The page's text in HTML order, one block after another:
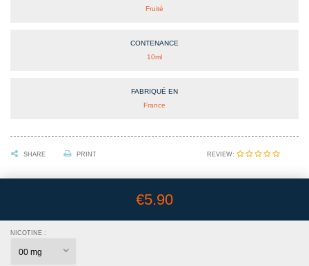
Fruité
CONTENANCE
10ml
FABRIQUÉ EN
France
SHARE PRINT REVIEW:
€5.90
NICOTINE :